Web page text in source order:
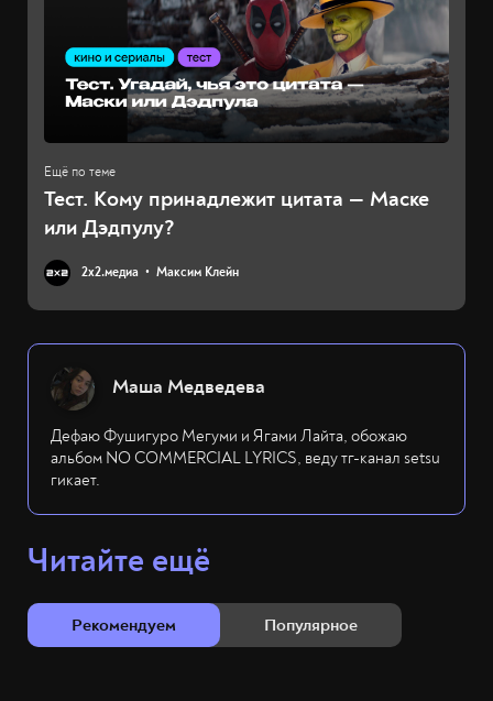
Тест. Кому принадлежит цитата — Маске
или Дэдпулу?
2х2.медиа Максим Клейн
Маша Медведева
Дефаю Фушигуро Мегуми и Ягами Лайта, обожаю
альбом NO COMMERCIAL LYRICS, веду тг-канал setsu
гикает.
Читайте ещё
Рекомендуем Популярное